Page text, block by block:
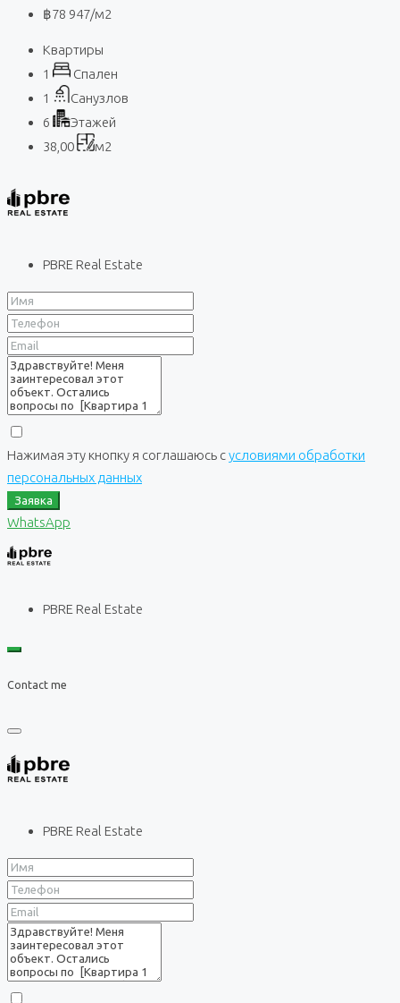
฿78 947/м2
Квартиры
1
Спален
1
Санузлов
6
Этажей
38,00
м2
PBRE Real Estate
Нажимая эту кнопку я соглашаюсь сусловиями обработки
персональных данных
Заявка
WhatsApp
PBRE Real Estate
Contact me
PBRE Real Estate